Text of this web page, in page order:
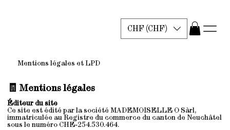
CHF (CHF)
Mentions légales et LPD
🧾 Mentions légales
Éditeur du site
Ce site est édité par la société MADEMOISELLE O Sàrl,
immatriculée au Registre du commerce du canton de Neuchâtel
sous le numéro CHE‑254.530.464.